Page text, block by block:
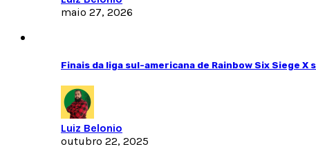
maio 27, 2026
Finais da liga sul-americana de Rainbow Six Siege
Luiz Belonio
outubro 22, 2025